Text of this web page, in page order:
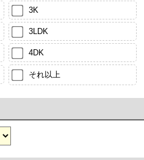
3K
3LDK
4DK
それ以上